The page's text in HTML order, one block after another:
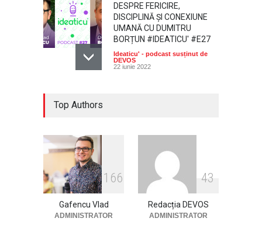
DESPRE FERICIRE,
DISCIPLINĂ ȘI CONEXIUNE
UMANĂ CU DUMITRU
BORȚUN #IDEATICU' #E27
Ideaticu' - podcast susținut de
DEVOS
22 iunie 2022
#PODCAST
Ideaticu' - podcast susținut de
Top Authors
1 66
Gafencu Vlad
ADMINISTRATOR
43
Redacția DEVOS
ADMINISTRATOR